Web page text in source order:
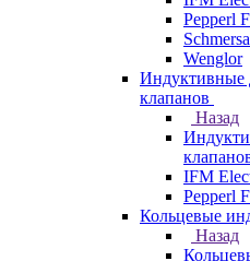
Pepperl
Wenglor
Индуктивные
клапанов
Назад
IFM
Pepperl
Кольцевые
Назад